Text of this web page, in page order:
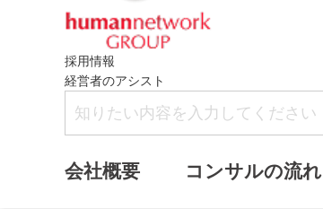
採用情報
経営者のアシスト
会社概要 コンサルの流れ